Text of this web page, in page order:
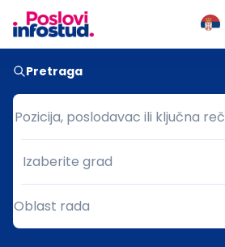
Pretraga
Pozicija, poslodavac ili ključna reč
Pozicija, poslodavac ili ključna reč
Grad
Izaberite grad
Oblast rada